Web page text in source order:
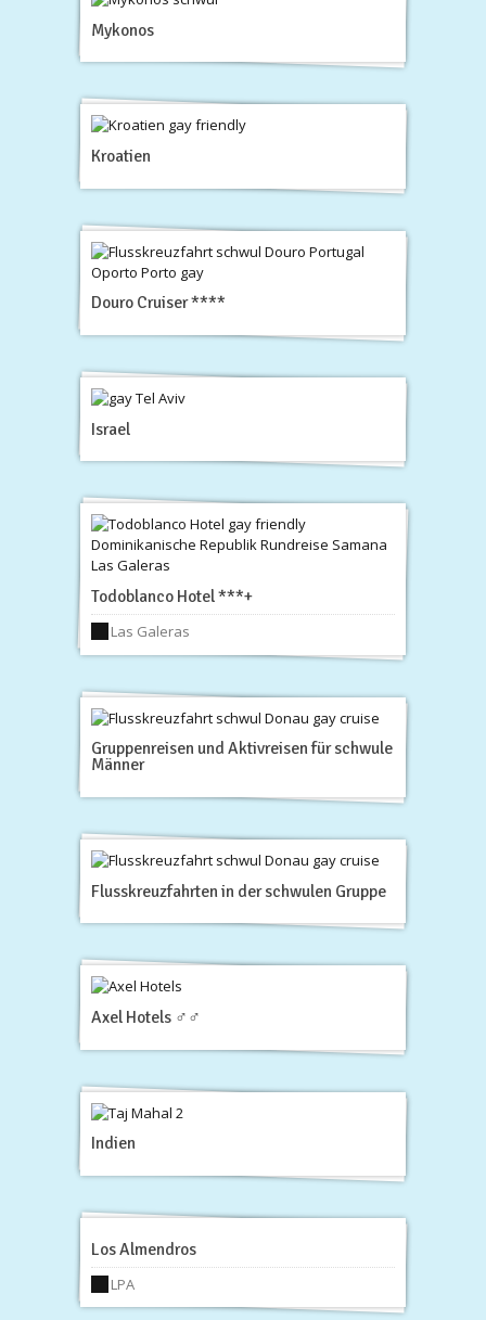
Mykonos
Kroatien
Douro Cruiser ****
Israel
Todoblanco Hotel ***+
Las Galeras
Gruppenreisen und Aktivreisen für schwule
Männer
Flusskreuzfahrten in der schwulen Gruppe
Axel Hotels ♂♂
Indien
Los Almendros
LPA